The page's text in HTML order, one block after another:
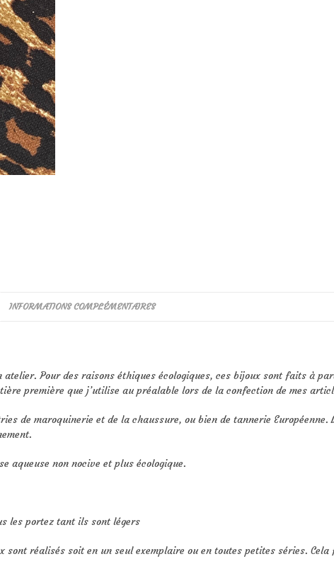
INFORMATIONS COMPLÉMENTAIRES
Pour des raisons éthiques écologiques, ces bijoux sont faits à
première que j’utilise au préalable lors de la confection de mes
de maroquinerie et de la chaussure, ou bien de tannerie Européenne.
aqueuse non nocive et plus écologique.
les portez tant ils sont légers
réalisés soit en un seul exemplaire ou en toutes petites séries. Cela